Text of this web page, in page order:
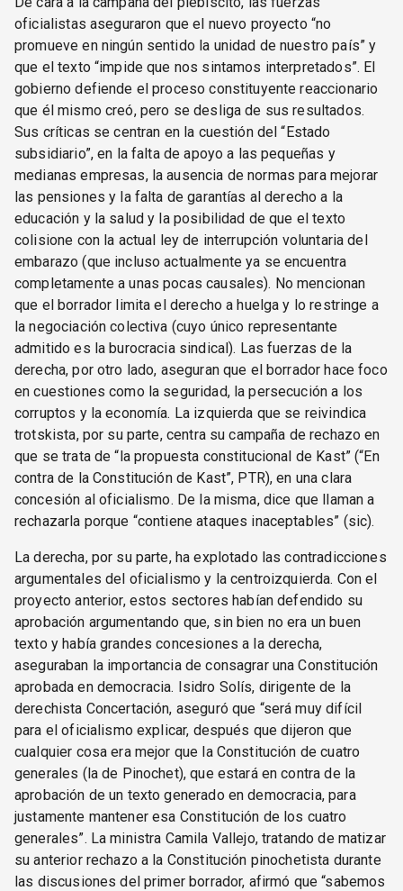
oficialistas aseguraron que el nuevo proyecto “no
promueve en ningún sentido la unidad de nuestro país” y
que el texto “impide que nos sintamos interpretados”. El
gobierno defiende el proceso constituyente reaccionario
que él mismo creó, pero se desliga de sus resultados.
Sus críticas se centran en la cuestión del “Estado
subsidiario”, en la falta de apoyo a las pequeñas y
medianas empresas, la ausencia de normas para mejorar
las pensiones y la falta de garantías al derecho a la
educación y la salud y la posibilidad de que el texto
colisione con la actual ley de interrupción voluntaria del
embarazo (que incluso actualmente ya se encuentra
completamente a unas pocas causales). No mencionan
que el borrador limita el derecho a huelga y lo restringe a
la negociación colectiva (cuyo único representante
admitido es la burocracia sindical). Las fuerzas de la
derecha, por otro lado, aseguran que el borrador hace foco
en cuestiones como la seguridad, la persecución a los
corruptos y la economía. La izquierda que se reivindica
trotskista, por su parte, centra su campaña de rechazo en
que se trata de “la propuesta constitucional de Kast” (“En
contra de la Constitución de Kast”, PTR), en una clara
concesión al oficialismo. De la misma, dice que llaman a
rechazarla porque “contiene ataques inaceptables” (sic).
La derecha, por su parte, ha explotado las contradicciones
argumentales del oficialismo y la centroizquierda. Con el
proyecto anterior, estos sectores habían defendido su
aprobación argumentando que, sin bien no era un buen
texto y había grandes concesiones a la derecha,
aseguraban la importancia de consagrar una Constitución
aprobada en democracia. Isidro Solís, dirigente de la
derechista Concertación, aseguró que “será muy difícil
para el oficialismo explicar, después que dijeron que
cualquier cosa era mejor que la Constitución de cuatro
generales (la de Pinochet), que estará en contra de la
aprobación de un texto generado en democracia, para
justamente mantener esa Constitución de los cuatro
generales”. La ministra Camila Vallejo, tratando de matizar
su anterior rechazo a la Constitución pinochetista durante
las discusiones del primer borrador, afirmó que “sabemos